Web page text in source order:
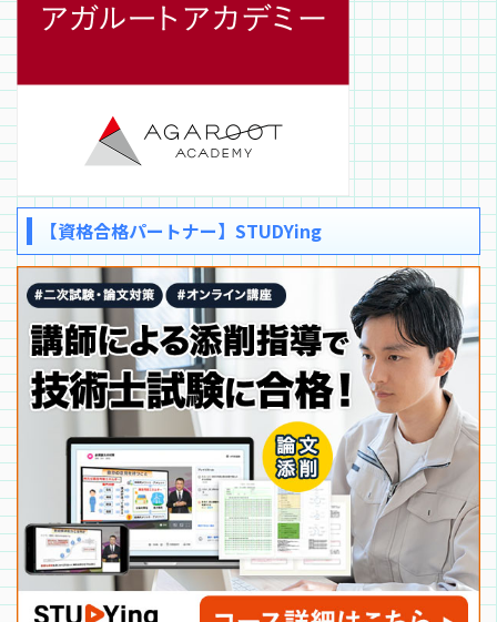
【資格合格パートナー】STUDYing